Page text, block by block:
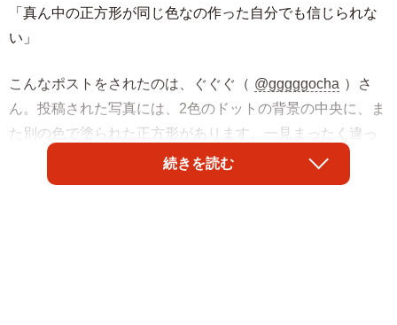
「真ん中の正方形が同じ色なの作った自分でも信じられな
い」
こんなポストをされたのは、ぐぐぐ（ @gggggocha ）さ
ん。投稿された写真には、2色のドットの背景の中央に、ま
た別の色で塗られた正方形があります。一見まったく違っ
て見える正方形の色が“実は同じ”という衝撃の錯視画像で
続きを読む